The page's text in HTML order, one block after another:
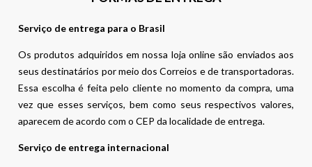
Serviço de entrega para o Brasil
Os produtos adquiridos em nossa loja online são enviados aos
seus destinatários por meio dos Correios e de transportadoras.
Essa escolha é feita pelo cliente no momento da compra, uma
vez que esses serviços, bem como seus respectivos valores,
aparecem de acordo com o CEP da localidade de entrega.
Serviço de entrega internacional